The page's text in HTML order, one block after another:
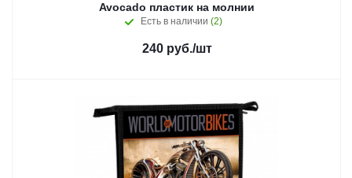
Avocado пластик на молнии
Есть в наличии (2)
240руб./шт